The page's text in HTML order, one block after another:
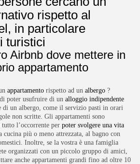
rispetto al
in particolare
turistici
Airbnb dove mettere in
appartamento
appartamento rispetto ad un albergo ?
di poter usufruire di un alloggio indipendente
di un albergo, come il servizio pasti in orari
non scritte. Gli appartamenti sono
l’occorrente per poter svolgere una vita
cucina più o meno attrezzata, al bagno con
Inoltre, se la vostra è una famiglia
organizzati con un piccolo gruppo di amici,
anche appartamenti grandi fino ad oltre 10